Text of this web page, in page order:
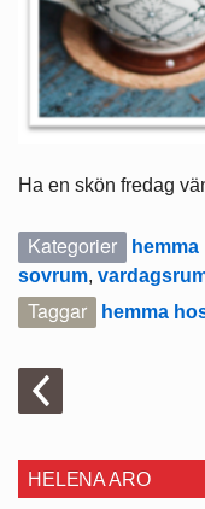
Ha en skön fredag
Kategorier
sovrum,
Taggar hemma
HELENA ARO